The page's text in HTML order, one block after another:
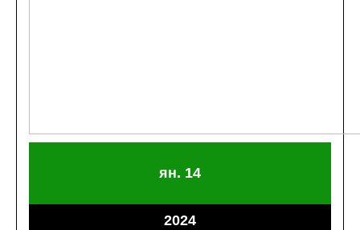
ян. януари
2024
14януари
2024януари